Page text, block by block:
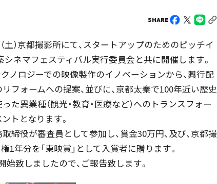
SHARE
土）京都撮影所にて、スタートアップのためのピッチイ
シネマフェスティバル実行委員会と共に開催します。
ノロジーでの映像製作のイノベーションから、興行配
フォームへの提案、並びに、京都太秦で100年近い歴史
異業種（観光・教育・医療など）へのトランスフォー
トとなります。
締役が審査員として参加し、賞金30万円、及び、京都撮
年分を「東映賞」として入賞者に贈ります。
致しましたので、ご報告致します。